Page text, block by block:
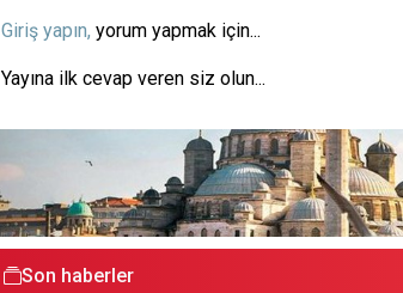
Giriş yapın, yorum yapmak için...
Yayına ilk cevap veren siz olun...
Son haberler